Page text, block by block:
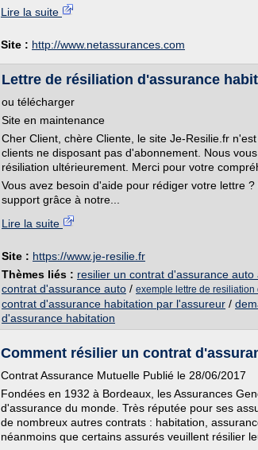
Lire la suite
Site : http://www.netassurances.com
Lettre de résiliation d'assurance
ou télécharger
Site en maintenance
Cher Client, chère Cliente, le site Je-Resilie.fr
clients ne disposant pas d'abonnement. Nous
résiliation ultérieurement. Merci pour votre
Vous avez besoin d'aide pour rédiger votre lettre
support grâce à notre...
Lire la suite
Site : https://www.je-resilie.fr
Thèmes liés : resilier un contrat d'assurance auto
contrat d'assurance auto / exemple lettre de
contrat d'assurance habitation par l'assureur /
d'assurance habitation
Comment résilier un contrat
Contrat Assurance Mutuelle Publié le 28/06/2017
Fondées en 1932 à Bordeaux, les Assurances
d'assurance du monde. Très réputée pour ses
de nombreux autres contrats : habitation,
néanmoins que certains assurés veuillent résilier